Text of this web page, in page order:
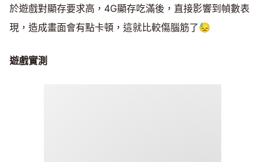
於遊戲對顯存要求高，4G顯存吃滿後，直接影響到幀數表
現，造成畫面會有點卡頓，這就比較傷腦筋了😓
遊戲實測